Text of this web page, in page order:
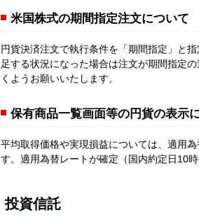
米国株式の期間指定注文について
円貨決済注文で執行条件を「期間指定」と
足する状況になった場合は注文が期間指定
くようお願いいたします。
保有商品一覧画面等の円貨の表示
平均取得価格や実現損益については、適用
す。適用為替レートが確定（国内約定日10
投資信託